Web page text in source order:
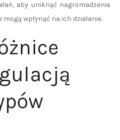
aby uniknąć nagromadzenia
wpłynąć na ich działanie.